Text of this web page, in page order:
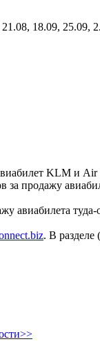
18.09, 25.09,
KLM и
за продажу
авиабилета
. В